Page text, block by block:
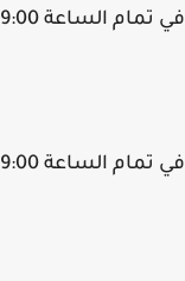
الساعة 09:00 بتوقيت المغرب.
الساعة 09:00 مساء بتوقيت تونس.